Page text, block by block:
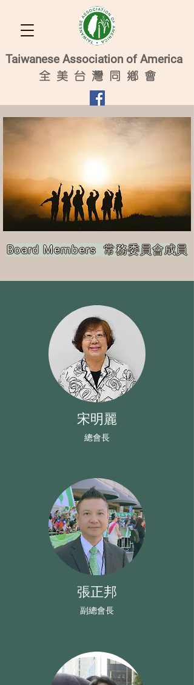
Taiwanese Association of America
全 美 台 灣 同 鄉 會
Board Members 常務委員會成員
宋明麗
總會長
張正邦
​副總會長